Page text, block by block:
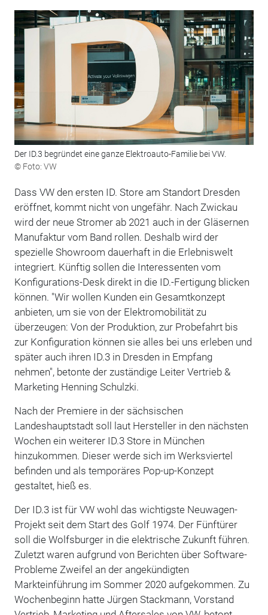
Der ID.3 begründet eine ganze Elektroauto-Familie bei VW.
© Foto: VW
Dass VW den ersten ID. Store am Standort Dresden
eröffnet, kommt nicht von ungefähr. Nach Zwickau
wird der neue Stromer ab 2021 auch in der Gläsernen
Manufaktur vom Band rollen. Deshalb wird der
spezielle Showroom dauerhaft in die Erlebniswelt
integriert. Künftig sollen die Interessenten vom
Konfigurations-Desk direkt in die ID.-Fertigung blicken
können. "Wir wollen Kunden ein Gesamtkonzept
anbieten, um sie von der Elektromobilität zu
überzeugen: Von der Produktion, zur Probefahrt bis
zur Konfiguration können sie alles bei uns erleben und
später auch ihren ID.3 in Dresden in Empfang
nehmen", betonte der zuständige Leiter Vertrieb &
Marketing Henning Schulzki.
Nach der Premiere in der sächsischen
Landeshauptstadt soll laut Hersteller in den nächsten
Wochen ein weiterer ID.3 Store in München
hinzukommen. Dieser werde sich im Werksviertel
befinden und als temporäres Pop-up-Konzept
gestaltet, hieß es.
Der ID.3 ist für VW wohl das wichtigste Neuwagen-
Projekt seit dem Start des Golf 1974. Der Fünftürer
soll die Wolfsburger in die elektrische Zukunft führen.
Zuletzt waren aufgrund von Berichten über Software-
Probleme Zweifel an der angekündigten
Markteinführung im Sommer 2020 aufgekommen. Zu
Wochenbeginn hatte Jürgen Stackmann, Vorstand